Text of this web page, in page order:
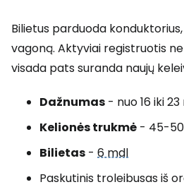
Bilietus parduoda
vagoną. Aktyviai registruotis
visada pats suranda naujų
Dažnumas - nuo 16 iki
Kelionės trukmė - 45-
Bilietas - 6 mdl
Paskutinis troleibusas iš